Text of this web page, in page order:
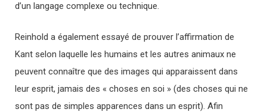
d’un langage complexe ou technique.
Reinhold a également essayé de prouver l’affirmation de
Kant selon laquelle les humains et les autres animaux ne
peuvent connaître que des images qui apparaissent dans
leur esprit, jamais des « choses en soi » (des choses qui ne
sont pas de simples apparences dans un esprit). Afin